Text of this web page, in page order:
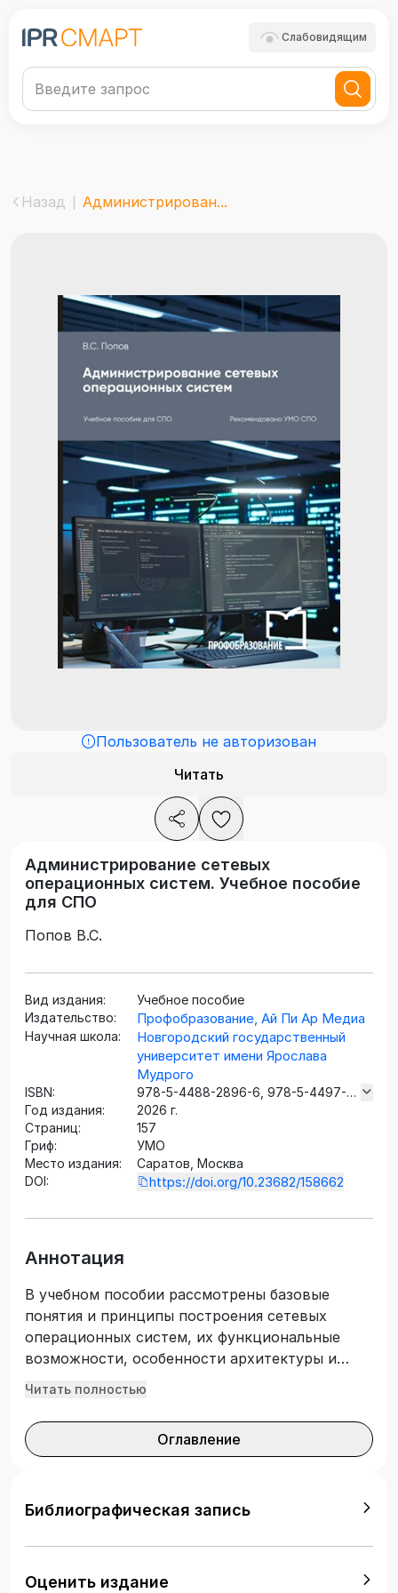
Слабовидящим
Назад Администрирован...
Пользователь не авторизован
Читать
Администрирование сетевых
операционных систем. Учебное пособие
для СПО
Попов В.С.
Вид издания:
Учебное пособие
Издательство:
Профобразование, Ай Пи Ар Медиа
Научная школа:
Новгородский государственный
университет имени Ярослава
Мудрого
ISBN:
978-5-4488-2896-6, 978-5-4497-
5283-3
Год издания:
2026 г.
Страниц:
157
Гриф:
УМО
Место издания:
Саратов, Москва
DOI:
https://doi.org/10.23682/158662
Аннотация
В учебном пособии рассмотрены базовые
понятия и принципы построения сетевых
операционных систем, их функциональные
возможности, особенности архитектуры и
средства обеспечения безопасности.
ориентированные на освоение конкретных
приемов установки, настройки и
включая настройку сетевых служб DHCP, DNS,
контейнерами Docker. Подготовлено с учетом
требований Федерального государственного
Читать полностью
Оглавление
Библиографическая запись
Оценить издание